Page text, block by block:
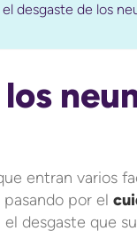
desgaste de los
entran varios
por el
desgaste que